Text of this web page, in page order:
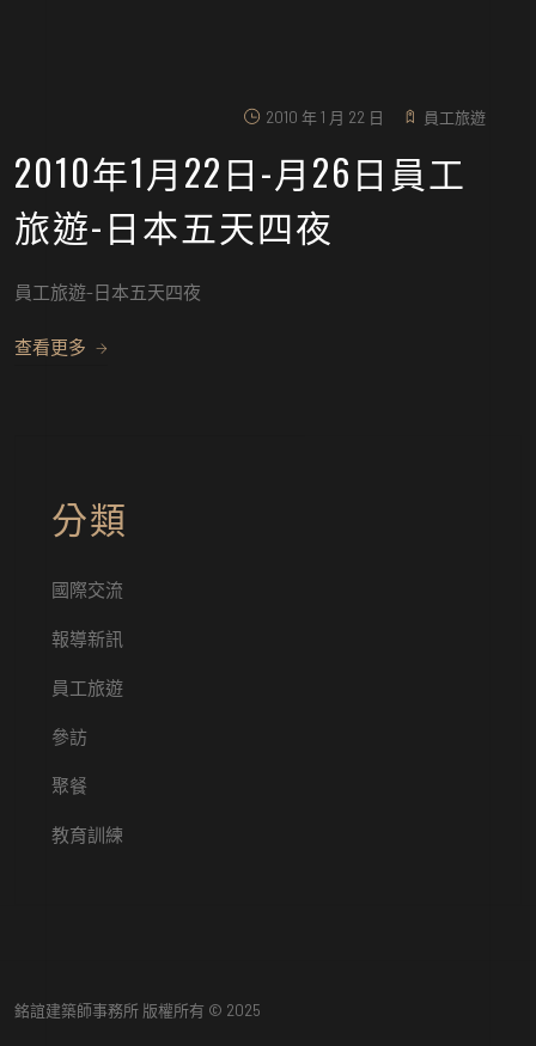
2010 年 1 月 22 日 員工旅遊
2010年1月22日-月26日員工
旅遊-日本五天四夜
員工旅遊-日本五天四夜
查看更多
分類
國際交流
報導新訊
員工旅遊
參訪
聚餐
教育訓練
銘誼建築師事務所 版權所有 © 2025